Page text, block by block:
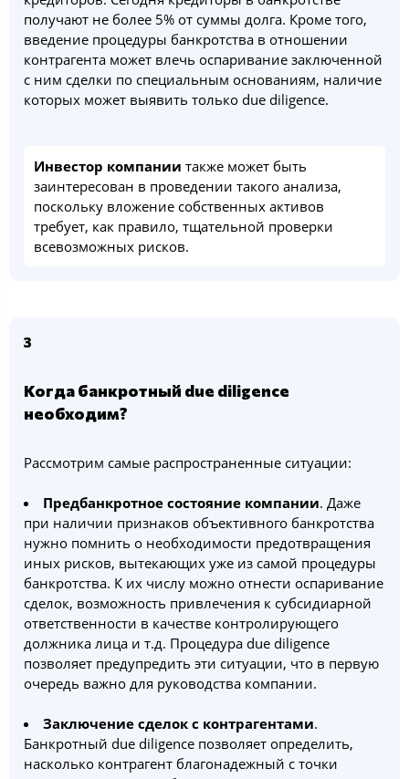
получают не более 5% от суммы долга. Кроме того,
введение процедуры банкротства в отношении
контрагента может влечь оспаривание заключенной
с ним сделки по специальным основаниям, наличие
которых может выявить только due diligence.
Инвестор компании также может быть
заинтересован в проведении такого анализа,
поскольку вложение собственных активов
требует, как правило, тщательной проверки
всевозможных рисков.
3
Когда банкротный due diligence
необходим?
Рассмотрим самые распространенные ситуации:
Предбанкротное состояние компании. Даже
при наличии признаков объективного банкротства
нужно помнить о необходимости предотвращения
иных рисков, вытекающих уже из самой процедуры
банкротства. К их числу можно отнести оспаривание
сделок, возможность привлечения к субсидиарной
ответственности в качестве контролирующего
должника лица и т.д. Процедура due diligence
позволяет предупредить эти ситуации, что в первую
очередь важно для руководства компании.
Заключение сделок с контрагентами.
Банкротный due diligence позволяет определить,
насколько контрагент благонадежный с точки